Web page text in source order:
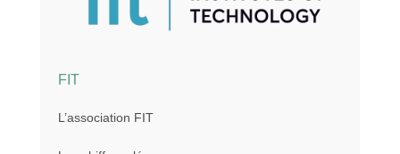
FIT
L’association FIT